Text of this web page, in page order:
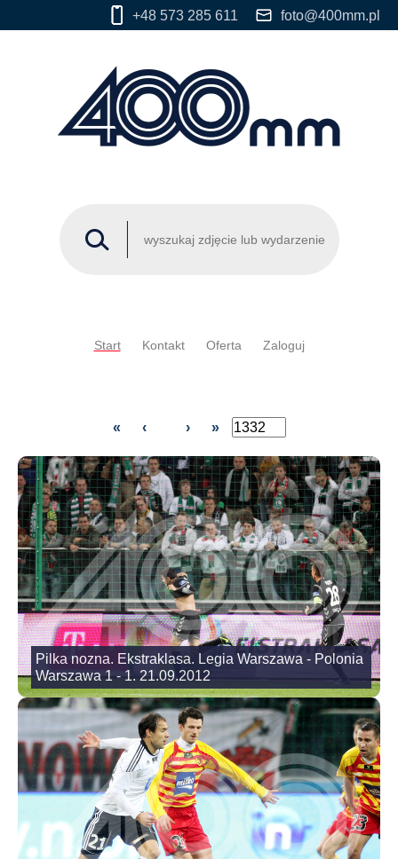
+48 573 285 611 foto@400mm.pl
Start Kontakt Oferta Zaloguj
« ‹ › »
Pilka nozna. Ekstraklasa. Legia Warszawa - Polonia
Warszawa 1 - 1. 21.09.2012